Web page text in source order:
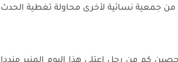
جمعية نسائية لأخرى محاولة تغطية الحدث